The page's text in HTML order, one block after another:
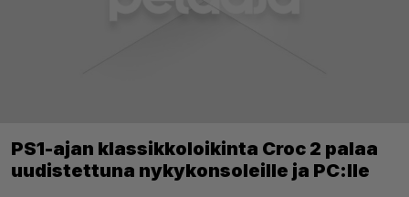
PS1-ajan klassikkoloikinta Croc 2 palaa
uudistettuna nykykonsoleille ja PC:lle